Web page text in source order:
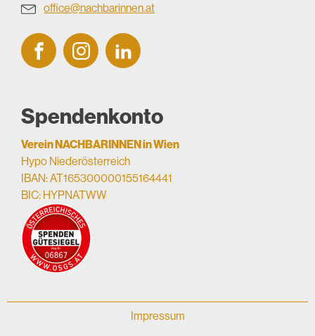
office@nachbarinnen.at
Spendenkonto
Verein NACHBARINNEN in Wien
Hypo Niederösterreich
IBAN: AT165300000155164441
BIC: HYPNATWW
Impressum